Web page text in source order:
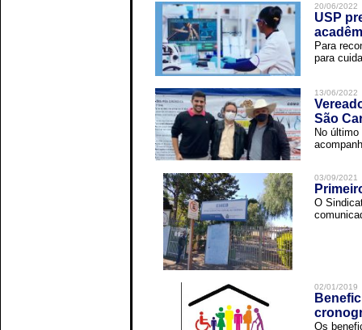
20/06/2022
USP
Para
para
13/06/2022
São
No
03/09/2021
O
02/01/2019
Os